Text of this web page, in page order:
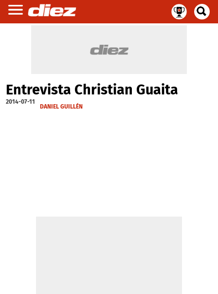
Entrevista Christian Guaita
2014-07-11
DANIEL GUILLÉN